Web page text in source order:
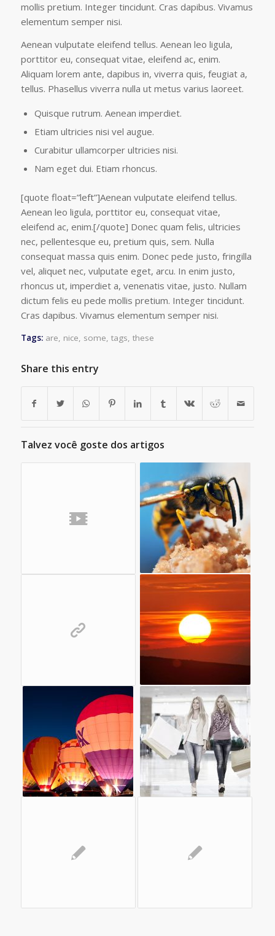
mollis pretium. Integer tincidunt. Cras dapibus. Vivamus
elementum semper nisi.
Aenean vulputate eleifend tellus. Aenean leo ligula,
porttitor eu, consequat vitae, eleifend ac, enim.
Aliquam lorem ante, dapibus in, viverra quis, feugiat a,
tellus. Phasellus viverra nulla ut metus varius laoreet.
Quisque rutrum. Aenean imperdiet.
Etiam ultricies nisi vel augue.
Curabitur ullamcorper ultricies nisi.
Nam eget dui. Etiam rhoncus.
[quote float=”left”]Aenean vulputate eleifend tellus.
Aenean leo ligula, porttitor eu, consequat vitae,
eleifend ac, enim.[/quote] Donec quam felis, ultricies
nec, pellentesque eu, pretium quis, sem. Nulla
consequat massa quis enim. Donec pede justo, fringilla
vel, aliquet nec, vulputate eget, arcu. In enim justo,
rhoncus ut, imperdiet a, venenatis vitae, justo. Nullam
dictum felis eu pede mollis pretium. Integer tincidunt.
Cras dapibus. Vivamus elementum semper nisi.
Tags: are, nice, some, tags, these
Share this entry
Talvez você goste dos artigos